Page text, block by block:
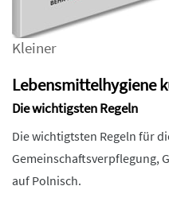
Kleiner
Lebensmittelhygiene
Die wichtigsten Regeln
Die wichtigtsten Regeln für
Gemeinschaftsverpflegung,
auf Polnisch.